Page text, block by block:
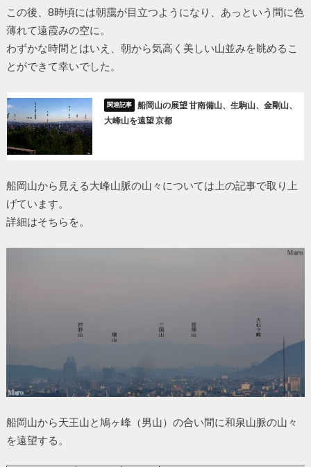
この後、8時頃には朝靄が目立つようになり、あっという間に色
薄れて遠霞みの空に。
わずかな時間とはいえ、朝から気高く美しい山並みを眺めるこ
とができて幸いでした。
船岡山の展望 甘南備山、生駒山、金剛山、
大峰山を遠望 京都
船岡山から見える大峰山脈の山々については上の記事で取り上
げています。
詳細はそちらを。
船岡山から天王山と鳩ヶ峰（男山）の合い間に和泉山脈の山々
を遠望する。